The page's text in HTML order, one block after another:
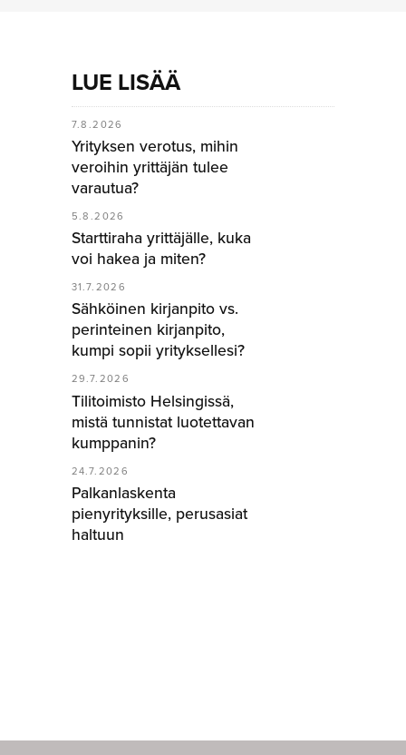
LUE LISÄÄ
7.8.2026
Yrityksen verotus, mihin
veroihin yrittäjän tulee
varautua?
5.8.2026
Starttiraha yrittäjälle, kuka
voi hakea ja miten?
31.7.2026
Sähköinen kirjanpito vs.
perinteinen kirjanpito,
kumpi sopii yrityksellesi?
29.7.2026
Tilitoimisto Helsingissä,
mistä tunnistat luotettavan
kumppanin?
24.7.2026
Palkanlaskenta
pienyrityksille, perusasiat
haltuun